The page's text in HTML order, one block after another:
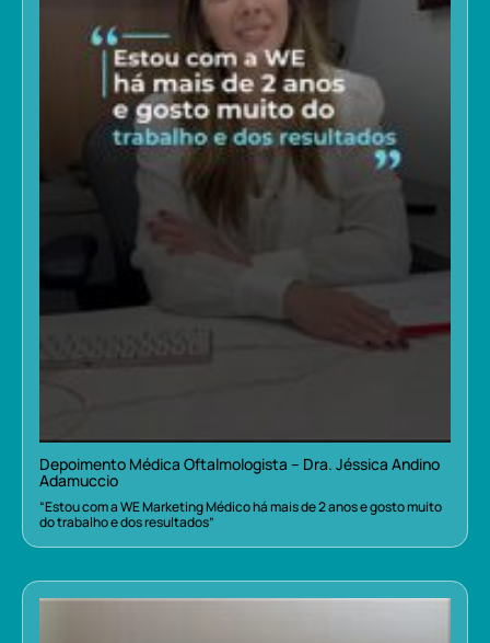
Depoimento Médica Oftalmologista – Dra. Jéssica Andino
Adamuccio
“Estou com a WE Marketing Médico há mais de 2 anos e gosto muito
do trabalho e dos resultados”